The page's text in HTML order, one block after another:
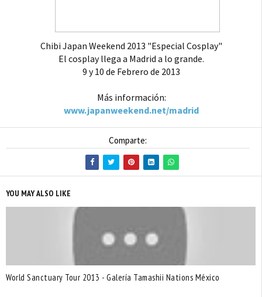
Chibi Japan Weekend 2013 "Especial Cosplay"
El cosplay llega a Madrid a lo grande.
9 y 10 de Febrero de 2013
Más información:
www.japanweekend.net/madrid
Comparte:
YOU MAY ALSO LIKE
World Sanctuary Tour 2013 - Galería Tamashii Nations México